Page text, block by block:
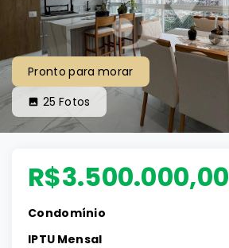
Pronto para morar
25 Fotos
R$3.500.000,00
Condomínio
IPTU Mensal